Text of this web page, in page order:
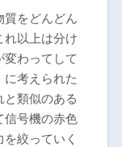
質をどんどん
れ以上は分け
変わってして
に考えられた
と類似のある
信号機の赤色
絞っていく